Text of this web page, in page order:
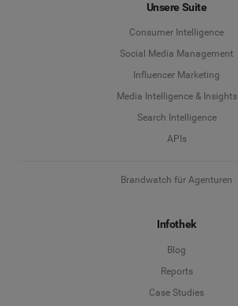
Unsere Suite
Consumer Intelligence
Social Media Management
Influencer Marketing
Media Intelligence & Insights
Search Intelligence
APIs
Brandwatch für Agenturen
Infothek
Blog
Reports
Case Studies